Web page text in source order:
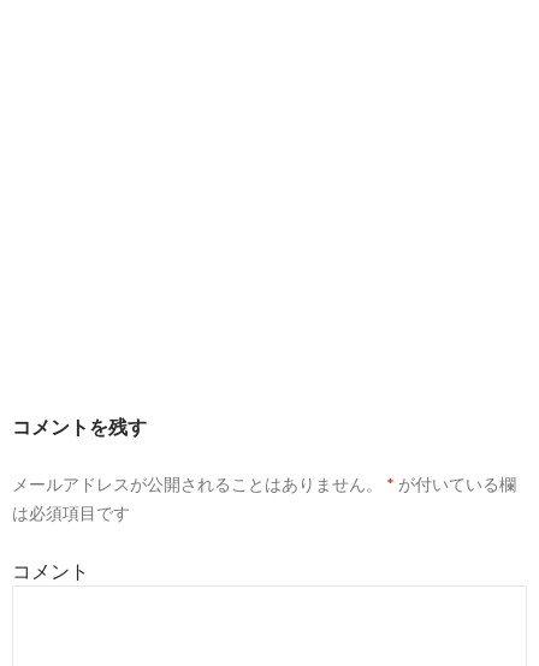
コメントを残す
メールアドレスが公開されることはありません。 * が付いている欄
は必須項目です
コメント